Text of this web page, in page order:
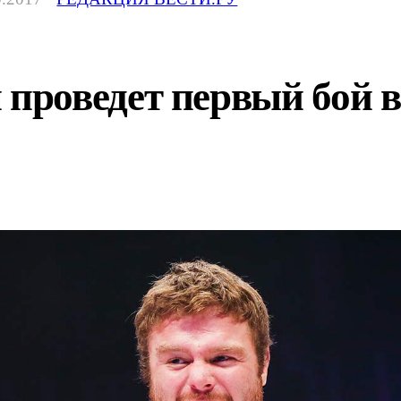
первый бой в